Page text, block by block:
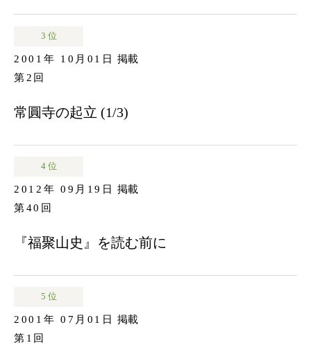
3 位
2001年 10月01日
掲載
第2回
常圓寺の起立 (1/3)
4 位
2012年 09月19日
掲載
第40回
『福聚山史』を読む前に
5 位
2001年 07月01日
掲載
第1回